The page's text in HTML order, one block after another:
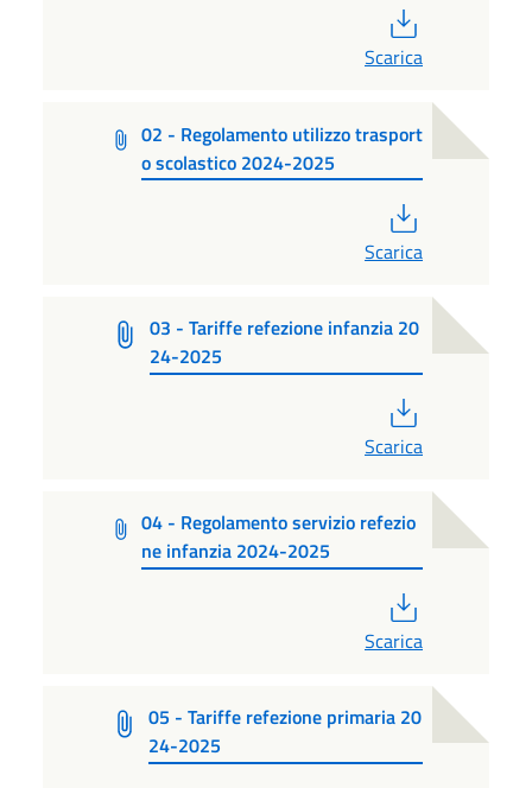
Scarica
02 - Regolamento utilizzo trasport
o scolastico 2024-2025
Scarica
03 - Tariffe refezione infanzia 20
24-2025
Scarica
04 - Regolamento servizio refezio
ne infanzia 2024-2025
Scarica
05 - Tariffe refezione primaria 20
24-2025